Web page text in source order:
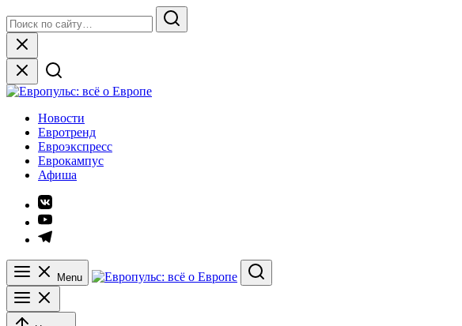
to
content
for:
Search
Close
Европульс: всё о Европе
Новости
Евротренд
Евроэкспресс
Еврокампус
Афиша
Элемент
меню
Элемент
меню
Элемент
Menu
Search